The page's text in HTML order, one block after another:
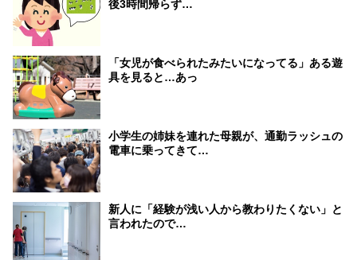
後3時間帰らず…
「女児が食べられたみたいになってる」ある遊
具を見ると…あっ
小学生の姉妹を連れた母親が、通勤ラッシュの
電車に乗ってきて…
新人に「経験が浅い人から教わりたくない」と
言われたので…